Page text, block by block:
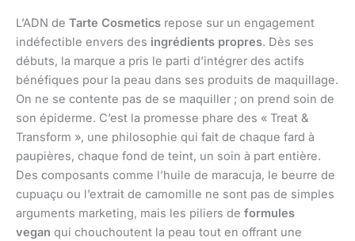
L’ADN de Tarte Cosmetics repose sur un engagement
indéfectible envers des ingrédients propres. Dès ses
débuts, la marque a pris le parti d’intégrer des actifs
bénéfiques pour la peau dans ses produits de maquillage.
On ne se contente pas de se maquiller ; on prend soin de
son épiderme. C’est la promesse phare des « Treat &
Transform », une philosophie qui fait de chaque fard à
paupières, chaque fond de teint, un soin à part entière.
Des composants comme l’huile de maracuja, le beurre de
cupuaçu ou l’extrait de camomille ne sont pas de simples
arguments marketing, mais les piliers de formules
vegan qui chouchoutent la peau tout en offrant une